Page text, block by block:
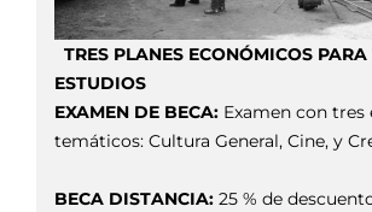
TRES PLANES ECONÓMICOS PARA
ESTUDIOS
EXAMEN DE BECA: Examen con tres
temáticos: Cultura General, Cine, y
BECA DISTANCIA: 25 % de